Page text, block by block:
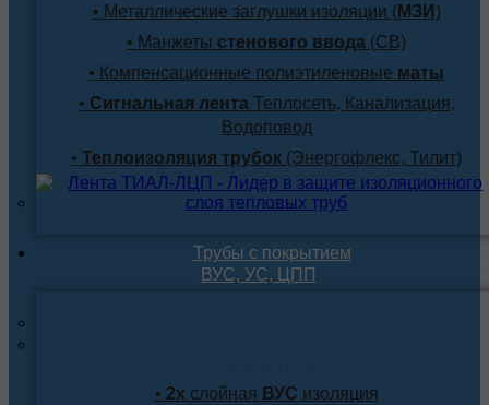
• Металлические заглушки изоляции (МЗИ )
• Манжеты стенового ввода (СВ)
• Компенсационные полиэтиленовые маты
• Сигнальная лентаТеплосеть, Канализация,
Водоповод
• Теплоизоляция трубок (Энергофлекс, Тилит)
Трубы с покрытием
ВУС, УС, ЦПП
• 2х слойная ВУС изоляция